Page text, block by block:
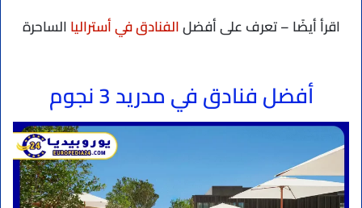
اقرأ أيضًا – تعرف على أفضلالفنادق في أسترالياالساحرة
أفضل فنادق في مدريد 3 نجوم